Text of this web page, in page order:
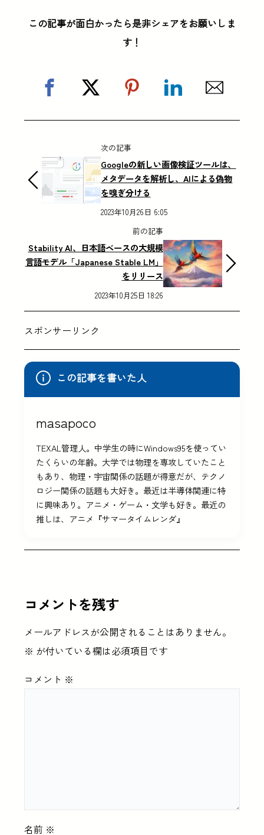
この記事が面白かったら是非シェアをお願いしま
す！
次の記事
Googleの新しい画像検証ツールは、
メタデータを解析し、AIによる偽物
を嗅ぎ分ける
2023年10月26日 6:05
前の記事
Stability AI、日本語ベースの大規模
言語モデル「Japanese Stable LM」
をリリース
2023年10月25日 18:26
スポンサーリンク
この記事を書いた人
masapoco
TEXAL管理人。中学生の時にWindows95を使ってい
たくらいの年齢。大学では物理を専攻していたこと
もあり、物理・宇宙関係の話題が得意だが、テクノ
ロジー関係の話題も大好き。最近は半導体関連に特
に興味あり。アニメ・ゲーム・文学も好き。最近の
推しは、アニメ『サマータイムレンダ』
コメントを残す
メールアドレスが公開されることはありません。
※ が付いている欄は必須項目です
コメント ※
名前 ※